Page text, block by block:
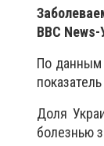
BBC
По данным
Доля
болезнью